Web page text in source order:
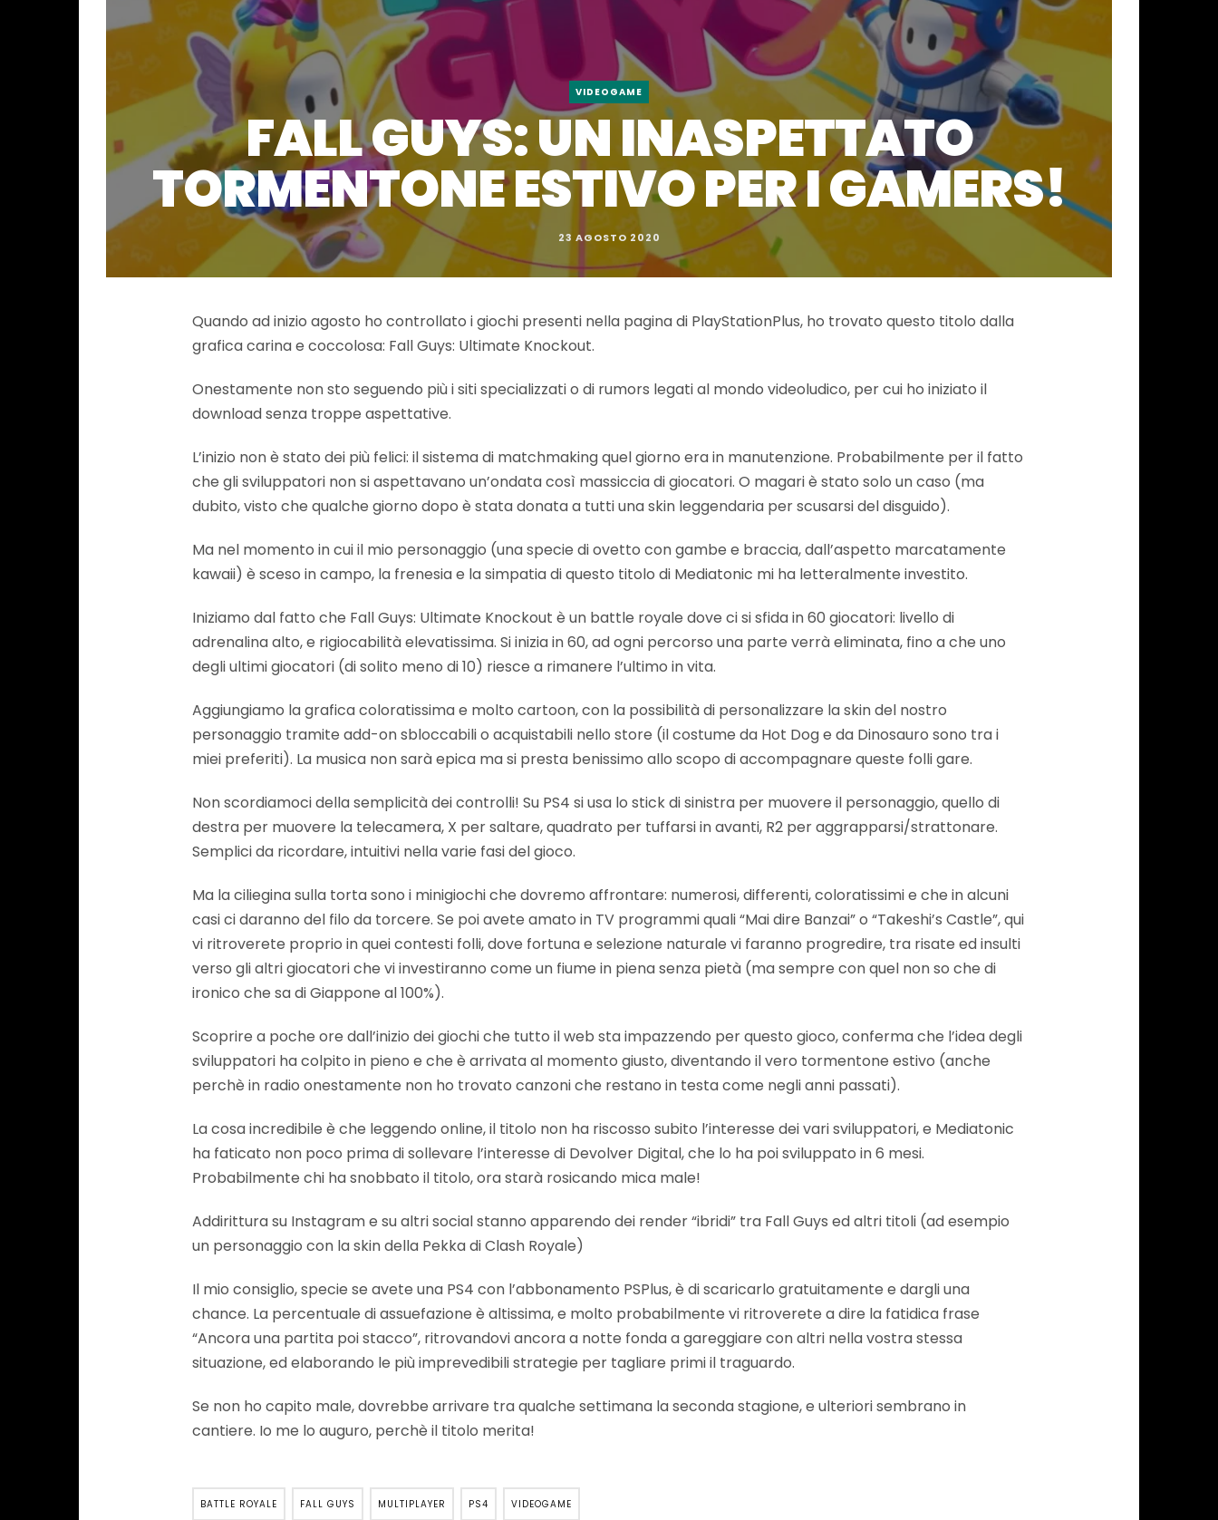
VIDEOGAME
FALL GUYS: UN INASPETTATO
TORMENTONE ESTIVO PER I GAMERS!
23 AGOSTO 2020
Quando ad inizio agosto ho controllato i giochi presenti nella pagina di PlayStationPlus, ho trovato questo titolo dalla
grafica carina e coccolosa: Fall Guys: Ultimate Knockout.
Onestamente non sto seguendo più i siti specializzati o di rumors legati al mondo videoludico, per cui ho iniziato il
download senza troppe aspettative.
L’inizio non è stato dei più felici: il sistema di matchmaking quel giorno era in manutenzione. Probabilmente per il fatto
che gli sviluppatori non si aspettavano un’ondata così massiccia di giocatori. O magari è stato solo un caso (ma
dubito, visto che qualche giorno dopo è stata donata a tutti una skin leggendaria per scusarsi del disguido).
Ma nel momento in cui il mio personaggio (una specie di ovetto con gambe e braccia, dall’aspetto marcatamente
kawaii) è sceso in campo, la frenesia e la simpatia di questo titolo di Mediatonic mi ha letteralmente investito.
Iniziamo dal fatto che Fall Guys: Ultimate Knockout è un battle royale dove ci si sfida in 60 giocatori: livello di
adrenalina alto, e rigiocabilità elevatissima. Si inizia in 60, ad ogni percorso una parte verrà eliminata, fino a che uno
degli ultimi giocatori (di solito meno di 10) riesce a rimanere l’ultimo in vita.
Aggiungiamo la grafica coloratissima e molto cartoon, con la possibilità di personalizzare la skin del nostro
personaggio tramite add-on sbloccabili o acquistabili nello store (il costume da Hot Dog e da Dinosauro sono tra i
miei preferiti). La musica non sarà epica ma si presta benissimo allo scopo di accompagnare queste folli gare.
Non scordiamoci della semplicità dei controlli! Su PS4 si usa lo stick di sinistra per muovere il personaggio, quello di
destra per muovere la telecamera, X per saltare, quadrato per tuffarsi in avanti, R2 per aggrapparsi/strattonare.
Semplici da ricordare, intuitivi nella varie fasi del gioco.
Ma la ciliegina sulla torta sono i minigiochi che dovremo affrontare: numerosi, differenti, coloratissimi e che in alcuni
casi ci daranno del filo da torcere. Se poi avete amato in TV programmi quali “Mai dire Banzai” o “Takeshi’s Castle”, qui
vi ritroverete proprio in quei contesti folli, dove fortuna e selezione naturale vi faranno progredire, tra risate ed insulti
verso gli altri giocatori che vi investiranno come un fiume in piena senza pietà (ma sempre con quel non so che di
ironico che sa di Giappone al 100%).
Scoprire a poche ore dall’inizio dei giochi che tutto il web sta impazzendo per questo gioco, conferma che l’idea degli
sviluppatori ha colpito in pieno e che è arrivata al momento giusto, diventando il vero tormentone estivo (anche
perchè in radio onestamente non ho trovato canzoni che restano in testa come negli anni passati).
La cosa incredibile è che leggendo online, il titolo non ha riscosso subito l’interesse dei vari sviluppatori, e Mediatonic
ha faticato non poco prima di sollevare l’interesse di Devolver Digital, che lo ha poi sviluppato in 6 mesi.
Probabilmente chi ha snobbato il titolo, ora starà rosicando mica male!
Addirittura su Instagram e su altri social stanno apparendo dei render “ibridi” tra Fall Guys ed altri titoli (ad esempio
un personaggio con la skin della Pekka di Clash Royale)
Il mio consiglio, specie se avete una PS4 con l’abbonamento PSPlus, è di scaricarlo gratuitamente e dargli una
chance. La percentuale di assuefazione è altissima, e molto probabilmente vi ritroverete a dire la fatidica frase
“Ancora una partita poi stacco”, ritrovandovi ancora a notte fonda a gareggiare con altri nella vostra stessa
situazione, ed elaborando le più imprevedibili strategie per tagliare primi il traguardo.
Se non ho capito male, dovrebbe arrivare tra qualche settimana la seconda stagione, e ulteriori sembrano in
cantiere. Io me lo auguro, perchè il titolo merita!
BATTLE ROYALE FALL GUYS MULTIPLAYER PS4 VIDEOGAME